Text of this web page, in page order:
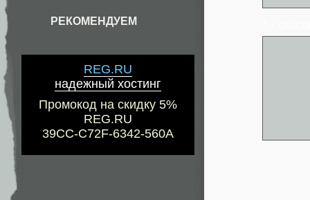
РЕКОМЕНДУЕМ
REG.RU
надежный хостинг
Промокод на скидку 5%
REG.RU
39CC-C72F-6342-560A